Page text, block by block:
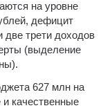
на уровне
дефицит
две трети доходов
(выделение
627 млн на
и качественные